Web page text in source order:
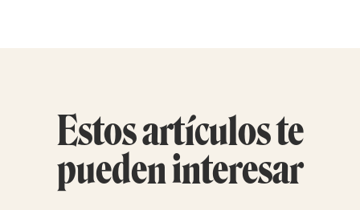
Estos artículos te
pueden interesar